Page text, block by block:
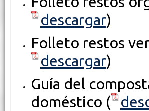
descargar)
Folleto restos
descargar)
Guía del
doméstico (